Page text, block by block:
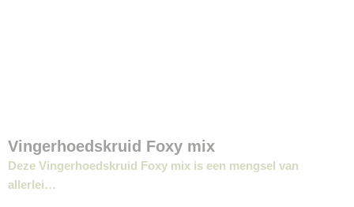
Vingerhoedskruid Foxy mix
Deze Vingerhoedskruid Foxy mix is een mengsel van
allerlei…